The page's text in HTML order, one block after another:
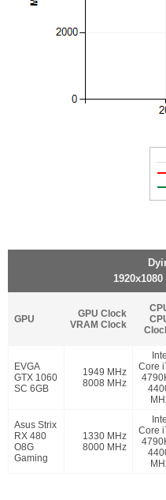
GPU
GPU Clock
VRAM Clock
EVGA
GTX 1060
SC 6GB
1949 MHz
8008 MHz
Intel
Core
Asus Strix
RX 480
O8G
Gaming
1330 MHz
8000 MHz
Intel
Core